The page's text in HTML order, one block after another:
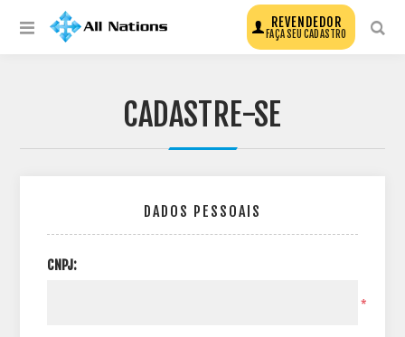
REVENDEDOR
FAÇA SEU CADASTRO
CADASTRE-SE
DADOS PESSOAIS
CNPJ:
*